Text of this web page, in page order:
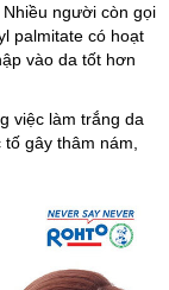
người còn gọi
palmitate có hoạt
vào da tốt hơn
việc làm trắng da
gây thâm nám,